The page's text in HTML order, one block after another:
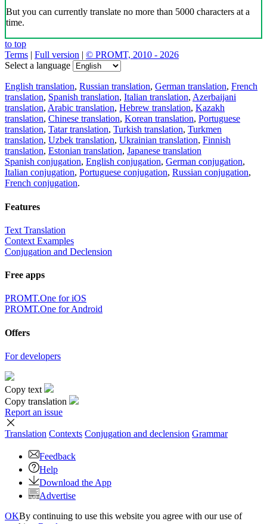
But you can currently translate no more than 5000 characters at a
time.
to top
Terms | Full version | © PROMT, 2010 - 2026
Select a language
English translation, Russian translation, German translation, French
translation, Spanish translation, Italian translation, Azerbaijani
translation, Arabic translation, Hebrew translation, Kazakh
translation, Chinese translation, Korean translation, Portuguese
translation, Tatar translation, Turkish translation, Turkmen
translation, Uzbek translation, Ukrainian translation, Finnish
translation, Estonian translation, Japanese translation
Spanish conjugation, English conjugation, German conjugation,
Italian conjugation, Portuguese conjugation, Russian conjugation,
French conjugation.
Features
Text Translation
Context Examples
Conjugation and Declension
Free apps
PROMT.One for iOS
PROMT.One for Android
Offers
For developers
Copy text
Copy translation
Report an issue
Translation Contexts Conjugation and declension Grammar
Feedback
Help
Download the App
Advertise
OKBy continuing to use this website you agree with our use of